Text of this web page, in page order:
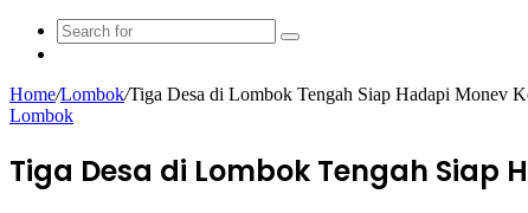
Search
Home/Lombok/Tiga Desa di Lombok Tengah Siap Hadapi Monev
Lombok
Tiga Desa di Lombok Tengah Siap